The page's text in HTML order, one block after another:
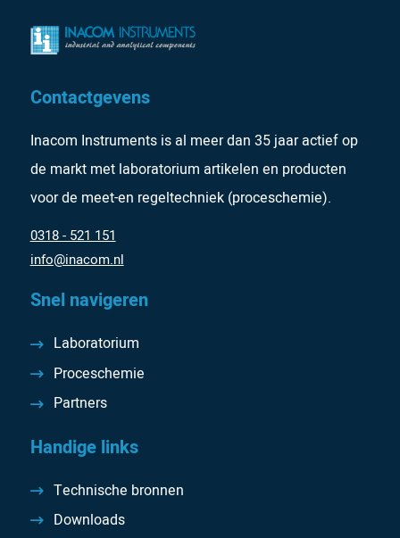
Contactgevens
Inacom Instruments is al meer dan 35 jaar actief op
de markt met laboratorium artikelen en producten
voor de meet-en regeltechniek (proceschemie).
0318 - 521 151
info@inacom.nl
Snel navigeren
Laboratorium
Proceschemie
Partners
Handige links
Technische bronnen
Downloads